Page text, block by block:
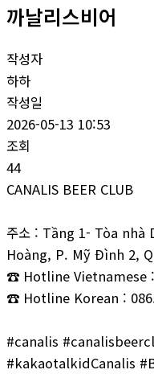
까날리스비어
작성자
하하
작성일
2026-05-13 10:53
조회
44
CANALIS BEER CLUB
주소 : Tầng 1- Tòa
Hoàng, P. Mỹ Đình 2,
☎ Hotline Vietnamese
☎ Hotline Korean :
#canalis
#kakaotalkidCanalis